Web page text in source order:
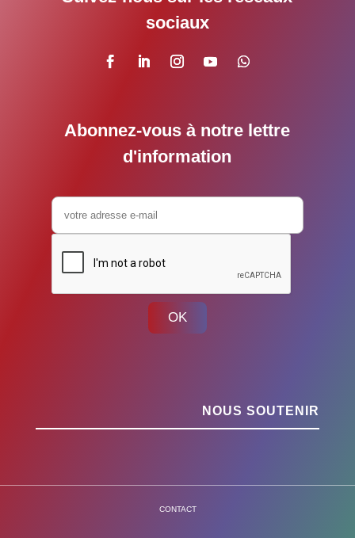
sociaux
Abonnez-vous à notre lettre
d'information
OK
NOUS SOUTENIR
CONTACT